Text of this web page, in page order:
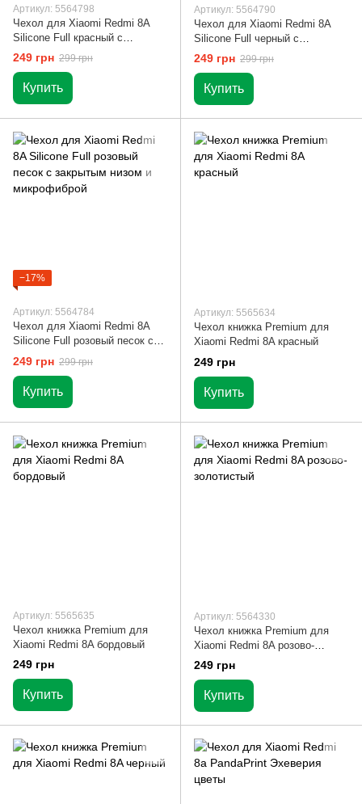
Артикул: 5564798
Чехол для Xiaomi Redmi 8A
Silicone Full красный с
закрытым низом и
микрофиброй
249 грн 299 грн
Купить
Артикул: 5564790
Чехол для Xiaomi Redmi 8A
Silicone Full черный с
закрытым низом и
микрофиброй
249 грн 299 грн
Купить
−17%
Артикул: 5564784
Чехол для Xiaomi Redmi 8A
Silicone Full розовый песок с
закрытым низом и
микрофиброй
249 грн 299 грн
Купить
Артикул: 5565634
Чехол книжка Premium для
Xiaomi Redmi 8A красный
249 грн
Купить
Артикул: 5565635
Чехол книжка Premium для
Xiaomi Redmi 8A бордовый
249 грн
Купить
Артикул: 5564330
Чехол книжка Premium для
Xiaomi Redmi 8A розово-
золотистый
249 грн
Купить